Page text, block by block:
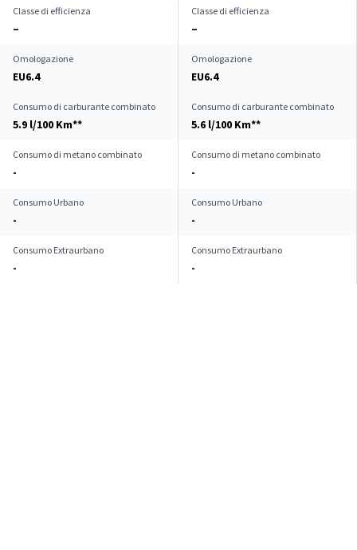
Classe di efficienza
–
Classe di efficienza
–
Omologazione
EU6.4
Omologazione
EU6.4
Consumo di carburante combinato
5.9 l/100 Km**
Consumo di carburante combinato
5.6 l/100 Km**
Consumo di metano combinato
-
Consumo di metano combinato
-
Consumo Urbano
-
Consumo Urbano
-
Consumo Extraurbano
-
Consumo Extraurbano
-